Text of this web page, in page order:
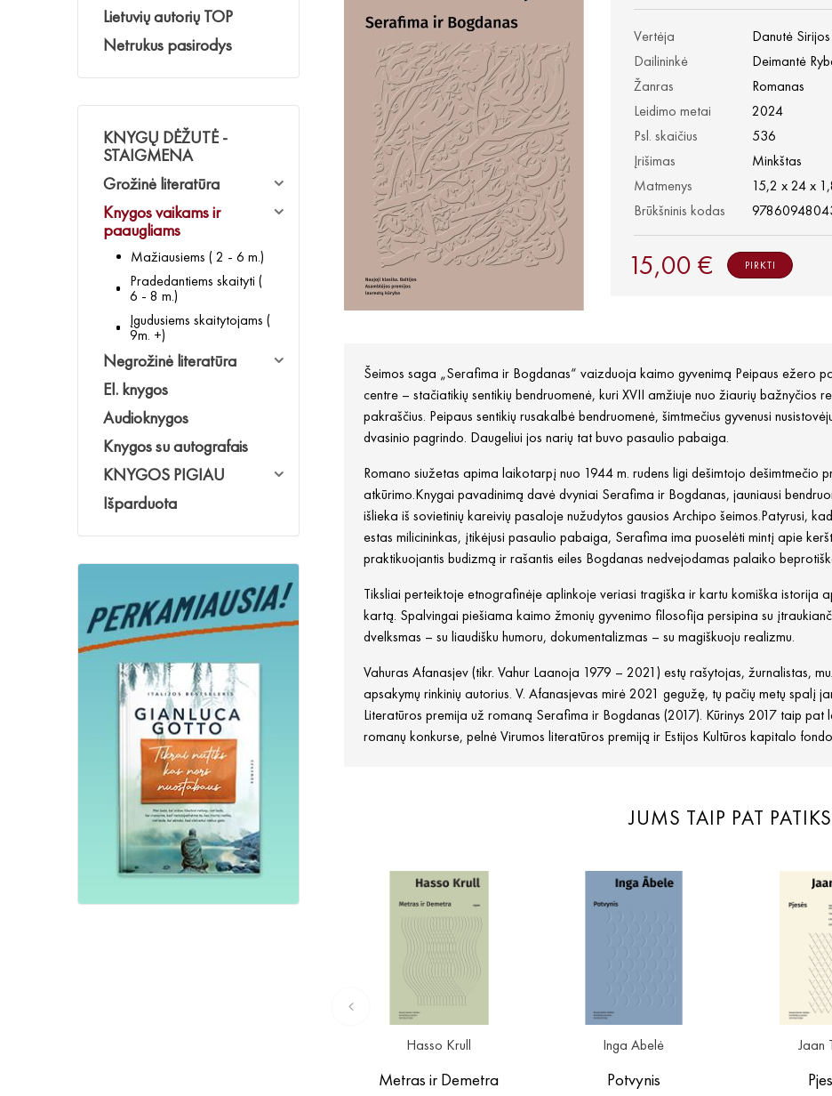
Lietuvių autorių TOP
Netrukus pasirodys
KNYGŲ DĖŽUTĖ -
STAIGMENA
Grožinė literatūra
Knygos vaikams ir
paaugliams
Mažiausiems ( 2 - 6 m.)
Pradedantiems skaityti (
6 - 8 m.)
Įgudusiems skaitytojams (
9m. +)
Negrožinė literatūra
El. knygos
Audioknygos
Knygos su autografais
KNYGOS PIGIAU
Išparduota
Vertėja
Danutė
Dailininkė
Deimantė
Žanras
Romanas
Leidimo metai
2024
Psl. skaičius
536
Įrišimas
Minkštas
Matmenys
15,2 x 24 x
Brūkšninis kodas
15,00 € PIRKTI
Šeimos saga „Serafima ir Bogdanas“ vaizduoja kaimo gyvenimą Peipaus ežero
centre – stačiatikių sentikių bendruomenė, kuri XVII amžiuje nuo žiaurių bažnyčios
pakraščius. Peipaus sentikių rusakalbė bendruomenė, šimtmečius gyvenusi
dvasinio pagrindo. Daugeliui jos narių tat buvo pasaulio pabaiga.
Romano siužetas apima laikotarpį nuo 1944 m. rudens ligi dešimtojo dešimtmečio
atkūrimo.Knygai pavadinimą davė dvyniai Serafima ir Bogdanas, jauniausi
išlieka iš sovietinių kareivių pasaloje nužudytos gausios Archipo šeimos.Patyrusi,
estas milicininkas, įtikėjusi pasaulio pabaiga, Serafima ima puoselėti mintį apie
praktikuojantis budizmą ir rašantis eiles Bogdanas nedvejodamas palaiko
Tiksliai perteiktoje etnografinėje aplinkoje veriasi tragiška ir kartu komiška istorija
kartą. Spalvingai piešiama kaimo žmonių gyvenimo filosofija persipina su
dvelksmas – su liaudišku humoru, dokumentalizmas – su magiškuoju realizmu.
Vahuras Afanasjev (tikr. Vahur Laanoja 1979 – 2021) estų rašytojas, žurnalistas,
apsakymų rinkinių autorius. V. Afanasjevas mirė 2021 gegužę, tų pačių metų spalį
Literatūros premija už romaną Serafima ir Bogdanas (2017). Kūrinys 2017 taip pat
romanų konkurse, pelnė Virumos literatūros premiją ir Estijos Kultūros kapitalo
JUMS TAIP PAT PATIKS
Hasso Krull
Metras ir Demetra
Inga Abelė
Potvynis
Jaan